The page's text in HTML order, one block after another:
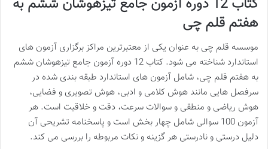
کتاب 12 دوره آزمون جامع تیزهوشان ششم به
هفتم قلم چی
موسسه قلم چی به عنوان یکی از معتبرترین مراکز برگزاری آزمون های
استاندارد شناخته می شود. کتاب 12 دوره آزمون جامع تیزهوشان ششم
به هفتم قلم چی، شامل آزمون های استاندارد طبقه بندی شده در
سرفصل هایی مانند هوش کلامی و ادبی، هوش تصویری و فضایی،
هوش ریاضی و منطقی و سوالات سرعت، دقت و خلاقیت است. هر
آزمون 100 سوالی شامل چهار بخش است و پاسخنامه تشریحی آن
دلیل درستی و نادرستی هر گزینه و نکات مربوطه را بررسی می کند.